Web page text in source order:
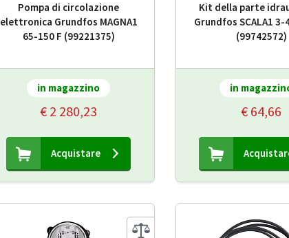
Pompa di circolazione
elettronica Grundfos MAGNA1
65-150 F (99221375)
in magazzino
€ 2 280,23
Acquistare
Kit della parte
Grundfos SCALA1 3-
(99742572)
in
€ 64,66